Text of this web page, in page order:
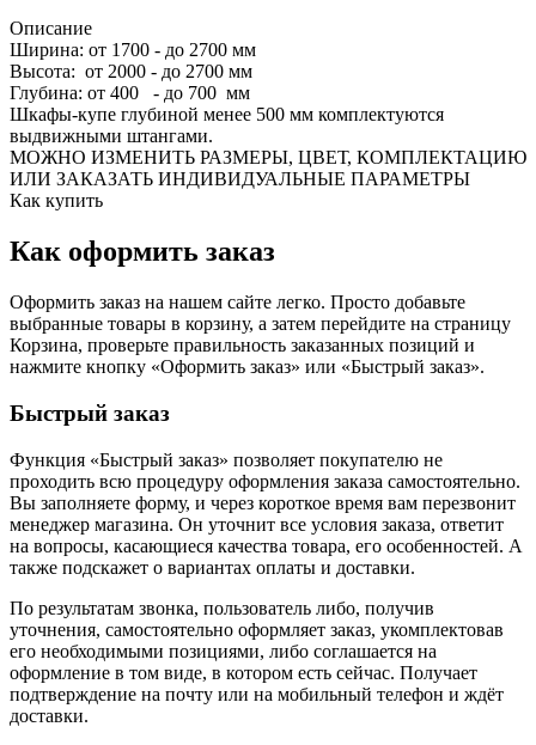
Описание
Ширина: от 1700 - до 2700 мм
Высота: от 2000 - до 2700 мм
Глубина: от 400 - до 700 мм
Шкафы-купе глубиной менее 500 мм комплектуются
выдвижными штангами.
МОЖНО ИЗМЕНИТЬ РАЗМЕРЫ, ЦВЕТ, КОМПЛЕКТАЦИЮ
ИЛИ ЗАКАЗАТЬ ИНДИВИДУАЛЬНЫЕ ПАРАМЕТРЫ
Как купить
Как оформить заказ
Оформить заказ на нашем сайте легко. Просто добавьте
выбранные товары в корзину, а затем перейдите на страницу
Корзина, проверьте правильность заказанных позиций и
нажмите кнопку «Оформить заказ» или «Быстрый заказ».
Быстрый заказ
Функция «Быстрый заказ» позволяет покупателю не
проходить всю процедуру оформления заказа самостоятельно.
Вы заполняете форму, и через короткое время вам перезвонит
менеджер магазина. Он уточнит все условия заказа, ответит
на вопросы, касающиеся качества товара, его особенностей. А
также подскажет о вариантах оплаты и доставки.
По результатам звонка, пользователь либо, получив
уточнения, самостоятельно оформляет заказ, укомплектовав
его необходимыми позициями, либо соглашается на
оформление в том виде, в котором есть сейчас. Получает
подтверждение на почту или на мобильный телефон и ждёт
доставки.